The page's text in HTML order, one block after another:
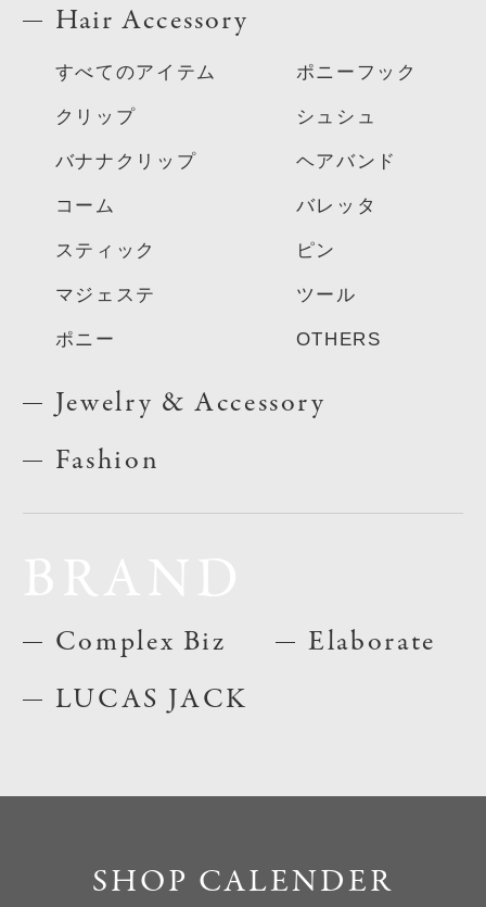
Hair Accessory
すべてのアイテム
クリップ
バナナクリップ
コーム
スティック
マジェステ
ポニー
ポニーフック
シュシュ
ヘアバンド
バレッタ
ピン
ツール
OTHERS
Jewelry & Accessory
Fashion
Complex Biz
LUCAS JACK
Elaborate
SHOP CALENDER